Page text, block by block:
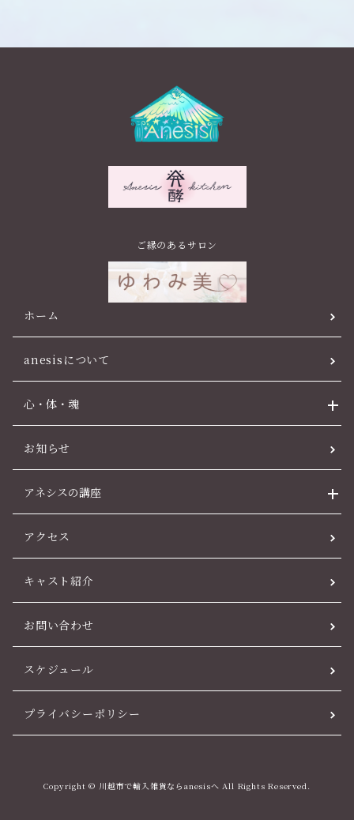
ご縁のあるサロン
ホーム
anesisについて
心・体・魂
お知らせ
アネシスの講座
アクセス
キャスト紹介
お問い合わせ
スケジュール
プライバシーポリシー
Copyright © 川越市で輸入雑貨ならanesisへ All Rights Reserved.